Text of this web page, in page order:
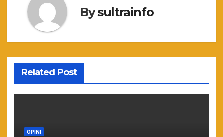
Bysultrainfo
Related Post
OPINI